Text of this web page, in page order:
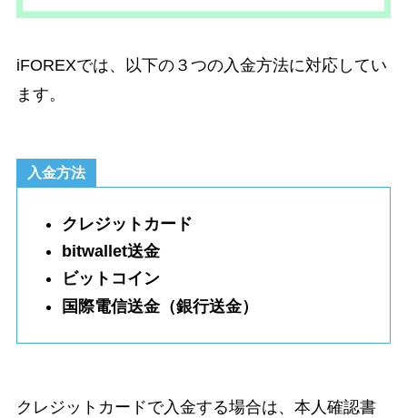
iFOREXでは、以下の３つの入金方法に対応してい
ます。
入金方法
クレジットカード
bitwallet送金
ビットコイン
国際電信送金（銀行送金）
クレジットカードで入金する場合は、本人確認書